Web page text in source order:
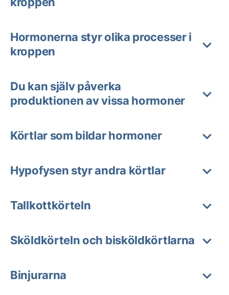
Hormonerna styr olika processer i
kroppen
Du kan själv påverka
produktionen av vissa hormoner
Körtlar som bildar hormoner
Hypofysen styr andra körtlar
Tallkottkörteln
Sköldkörteln och bisköldkörtlarna
Binjurarna